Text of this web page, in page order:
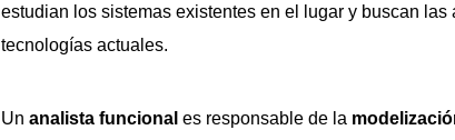
estudian los sistemas existentes en el lugar y buscan
tecnologías actuales.
Un analista funcional es responsable de la